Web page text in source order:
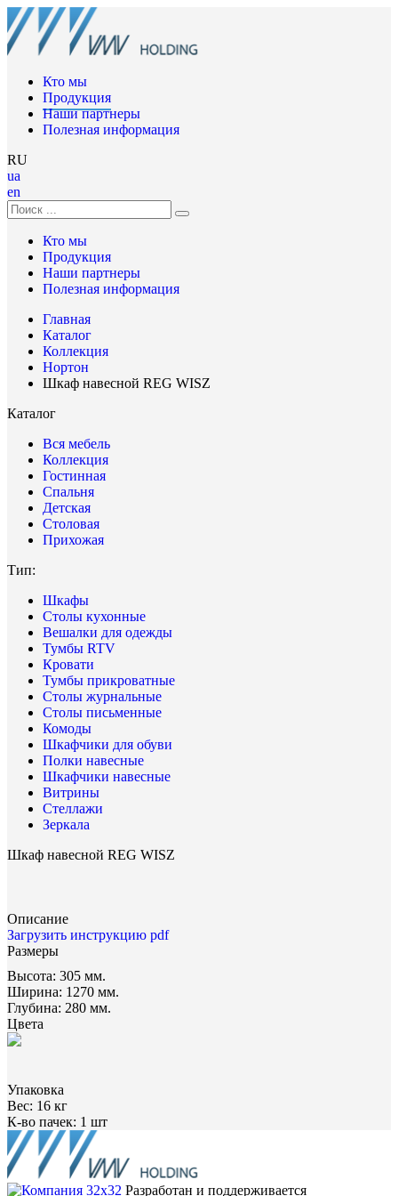
Кто мы
Продукция
Наши партнеры
Полезная информация
RU
ua
en
Кто мы
Продукция
Наши партнеры
Полезная информация
Главная
Каталог
Коллекция
Нортон
Шкаф навесной REG WISZ
Каталог
Вся мебель
Коллекция
Гостинная
Спальня
Детская
Столовая
Прихожая
Тип:
Шкафы
Столы кухонные
Вешалки для одежды
Тумбы RTV
Кровати
Тумбы прикроватные
Столы журнальные
Столы письменные
Комоды
Шкафчики для обуви
Полки навесные
Шкафчики навесные
Витрины
Стеллажи
Зеркала
Шкаф навесной REG WISZ
Описание
Загрузить инструкцию pdf
Размеры
Высота: 305 мм.
Ширина: 1270 мм.
Глубина: 280 мм.
Цвета
Упаковка
Вес: 16 кг
К-во пачек: 1 шт
Разработан и поддерживается